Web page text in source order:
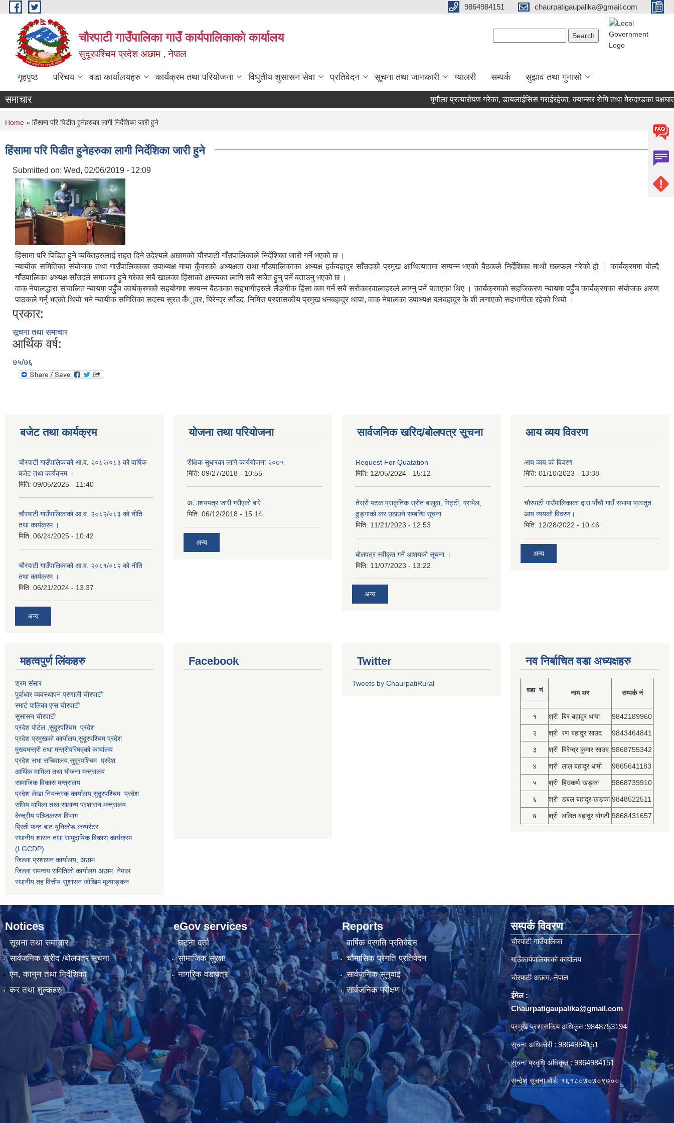
Skip to main content 9864984151 chaurpatigaupalika@gmail.com
चौरपाटी गाउँपालिका गाउँ कार्यपालिकाकाे कार्यालय
सुदूरपश्चिम प्रदेश अछाम , नेपाल
गृहपृष्ठ परिचय वडा कार्यालयहरु कार्यक्रम तथा परियोजना विधुतीय शुसासन सेवा प्रतिवेदन सूचना तथा जानकारी ग्यालरी सम्पर्क सुझाव तथा गुनासो
समाचार मृगौला प्रत्यारोपण गरेका, डायलाईसिस गराईरहेका, क्यान्सर रोगि तथा मेरुदण्डका
You are here
Home » हिंसामा परि पिडीत हुनेहरुका लागी निर्देशिका जारी हुने
हिंसामा परि पिडीत हुनेहरुका लागी निर्देशिका जारी हुने
Submitted on: Wed, 02/06/2019 - 12:09
हिंसामा परि पिडित हुने व्यक्तिहरुलाई राहत दिने उदेश्यले अछामको चौरपाटी गाँउपालिकाले निर्देशिका जारी गर्ने भएको छ ।
न्यायीक समितिका संयोजक तथा गाउँपालिकाका उपाध्यक्ष माया कुँवरको अध्यक्षता तथा गाँउपालिकाका अध्यक्ष हर्कबहादुर साँउदको प्रमुख आथित्यतामा सम्पन्न भएको बैठकले निर्देशिका माथी छलफल गरेको हो । कार्यक्रममा बोल्दै
गाँउपालिका अध्यक्ष साँउदले समाजमा हुने गरेका सबै खालका हिंसाको अन्त्यका लागि सबै सचेत हुनु पर्ने बताउनु भएको छ ।
वाक नेपालद्धारा संचालित न्यायमा पहुँच कार्यक्रमको सहयोगमा सम्पन्न बैठकका सहभागीहरुले लैङ्गीक हिंसा कम गर्न सबै सरोकारवालाहरुले लाग्नु पर्ने बताएका थिए । कार्यक्रमको सहजिकरण न्यायमा पहुँच कार्यक्रमका संयोजक अरुण
पाठकले गर्नु भएको थियो भने न्यायीक समितिका सदस्य सुरत कँुवर, बिरेन्द्र साँउद, निमित्त प्रशासकीय प्रमुख धनबहादुर थापा, वाक नेपालका उपाध्यक्ष बलबहादुर के शी लगाएको सहभागीता रहेको थियो ।
प्रकार:
सूचना तथा समाचार
आर्थिक वर्ष:
७५/७६
बजेट तथा कार्यक्रम
चौरपाटी गाउँपालिकाको आ.व. २०८२/०८३ को वार्षिक
बजेट तथा कार्यक्रम ।
मिति: 09/05/2025 - 11:40
चौरपाटी गाउँपालिकाको आ.व. २०८२/०८३ को नीति
तथा कार्यक्रम ।
मिति: 06/24/2025 - 10:42
चौरपाटी गाउँपालिकाको आ.व. २०८१/०८२ को नीति
तथा कार्यक्रम ।
मिति: 06/21/2024 - 13:37
अन्य
योजना तथा परियोजना
शैक्षिक सुधारका लागि कार्ययोजना २०७५
मिति: 09/27/2018 - 10:55
अाशयपत्र जारी गरीएकाे बारे
मिति: 06/12/2018 - 15:14
अन्य
सार्वजनिक खरिद/बोलपत्र सूचना
Request For Quatation
मिति: 12/05/2024 - 15:12
तेस्रो पटक प्राकृतिक स्रोत बालुवा, गिट्टी, ग्राभेल,
ढुङ्गाको कर उठाउने सम्बन्धि सूचना
मिति: 11/21/2023 - 12:53
बोलपत्र स्वीकृत गर्ने आशयको सूचना ।
मिति: 11/07/2023 - 13:22
अन्य
आय व्यय विवरण
आय व्यय को विवरण
मिति: 01/10/2023 - 13:38
चाैरपाटी गाउँपालिकाका द्वारा पाँचाै गाउँ सभामा प्रस्तुत
आय व्ययकाे विवरण।
मिति: 12/28/2022 - 10:46
अन्य
महत्वपुर्ण लि‌ंकहरु
श्रम संसार
पूर्वाधार व्यवस्थापन प्रणाली चाैरपाटी
स्मार्ट पालिका एप्स चाैरपाटी
सुसासन चाैरपाटी
प्रदेश पोर्टल ,सुदूरपश्चिम प्रदेश
प्रदेश प्रमुखको कार्यालय, सुदूरपश्चिमप्रदेश
मुख्यमन्त्री तथा मन्त्रीपरिषद्को कार्यालय
प्रदेश सभा सचिवालय, सुदूरपश्चिम प्रदेश
आर्थिक मामिला तथा योजना मन्त्रालय
सामाजिक विकास मन्त्रालय
प्रदेश लेखा नियन्त्रक कार्यालय, सुदूरपश्चिम प्रदेश
संघिय मामिला तथा सामान्य प्रशासन मन्त्रालय
केन्द्रीय पञ्जिकरण विभाग
प्रिती फन्ट बाट युनिकोड कन्भर्रटर
स्थानीय शासन तथा सामुदायिक विकास कार्यक्रम
(LGCDP)
जिल्ला प्रशासन कार्यालय, अछाम
जिल्ला समन्वय समितिको कार्यालय अछाम, नेपाल
स्थानीय तह वित्तीय सुशासन जोखिम मूल्याङ्कन
Facebook Twitter
Tweets by ChaurpatiRural
नव निर्बाचित वडा अध्यक्षहरु
वडा नं नाम थर सम्पर्क नं
१ श्री बिर बहादुर थापा 9842189960
२ श्री रण बहादुर साउद 9843464841
३ श्री बिरेन्द्र कुमार साउद 9868755342
४ श्री लाल बहादुर धामी 9865641183
५ श्री हिउकर्ण खड्का 9868739910
६ श्री डबल बहादुर खड्का 9848522511
७ श्री ललित बहादुर बोगटी 9868431657
Notices
सूचना तथा समाचार
सार्वजनिक खरीद /बोलपत्र सूचना
एन, कानुन तथा निर्देशिका
कर तथा शुल्कहरु
eGov services
घटना दर्ता
सामाजिक सुरक्षा
नागरिक वडापत्र
Reports
वार्षिक प्रगति प्रतिवेदन
चौमासिक प्रगति प्रतिवेदन
सार्वजनिक सुनुवाई
सार्वजनिक परीक्षण
सम्पर्क विवरण
चाैरपाटी गाउँपालिका
गाउँकार्यपालिकाकाे कार्यालय
चाैरपाटी अछाम, नेपाल
ईमेल :
Chaurpatigaupalika@gmail.com
प्रमुख प्रशासकिय अधिकृत :9848753194
सुचना अधिकारी : 9864984151
सुचना प्रवृधि अधिकृत : 9864984151
सन्देश सूचना बोर्ड: १६१८०७०७०९७००